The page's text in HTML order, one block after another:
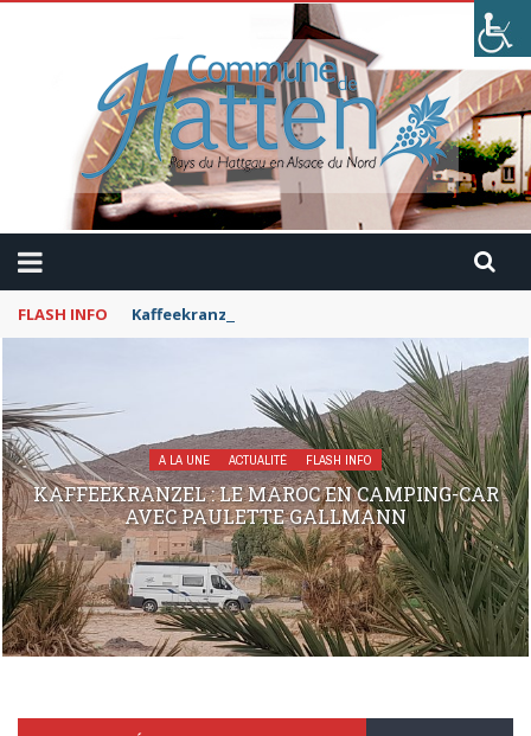
FLASH INFO Kaffeekranzel : Le Maroc en camping-car avec
A LA UNE ACTUALITÉ FLASH INFO
KAFFEEKRANZEL : LE MAROC EN CAMPING-CAR
AVEC PAULETTE GALLMANN